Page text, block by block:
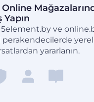
Yapın
5element.by ve
yararlanın.